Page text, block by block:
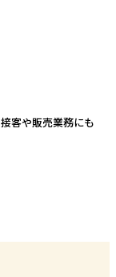
接客や販売業務にも